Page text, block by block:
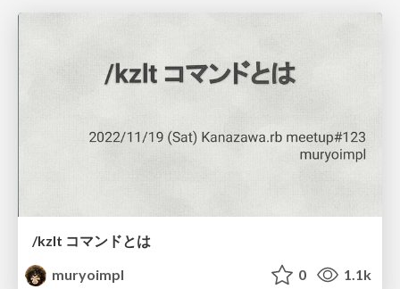
/kzlt コマンドとは
muryoimpl
0 1.1k